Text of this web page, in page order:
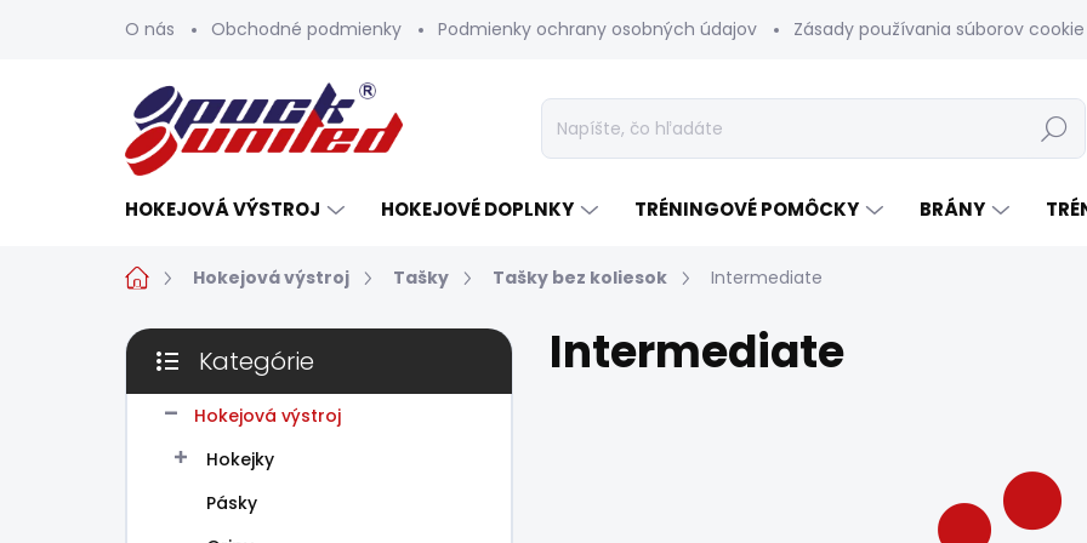
O nás Obchodné podmienky Podmienky ochrany osobných údajov Zásady používania súborov cookie
Hľadať
HOKEJOVÁ VÝSTROJ HOKEJOVÉ DOPLNKY TRÉNINGOVÉ POMÔCKY BRÁNY
DomovHokejová výstroj Tašky Tašky bez koliesok Intermediate
B
č
Preskočiť
kategórie
Kategórie
Hokejová výstroj
Hokejky
Pásky
Intermediate